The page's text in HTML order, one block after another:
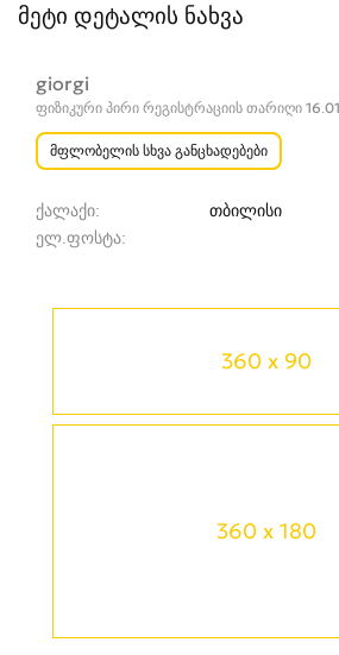
360 x 90
360 x 180
მეტი დეტალის ნახვა
giorgi
ფიზიკური პირი რეგისტრაციის თარიღი
მფლობელის სხვა განცხადებები
ქალაქი
თბილისი
ელ.ფოსტა